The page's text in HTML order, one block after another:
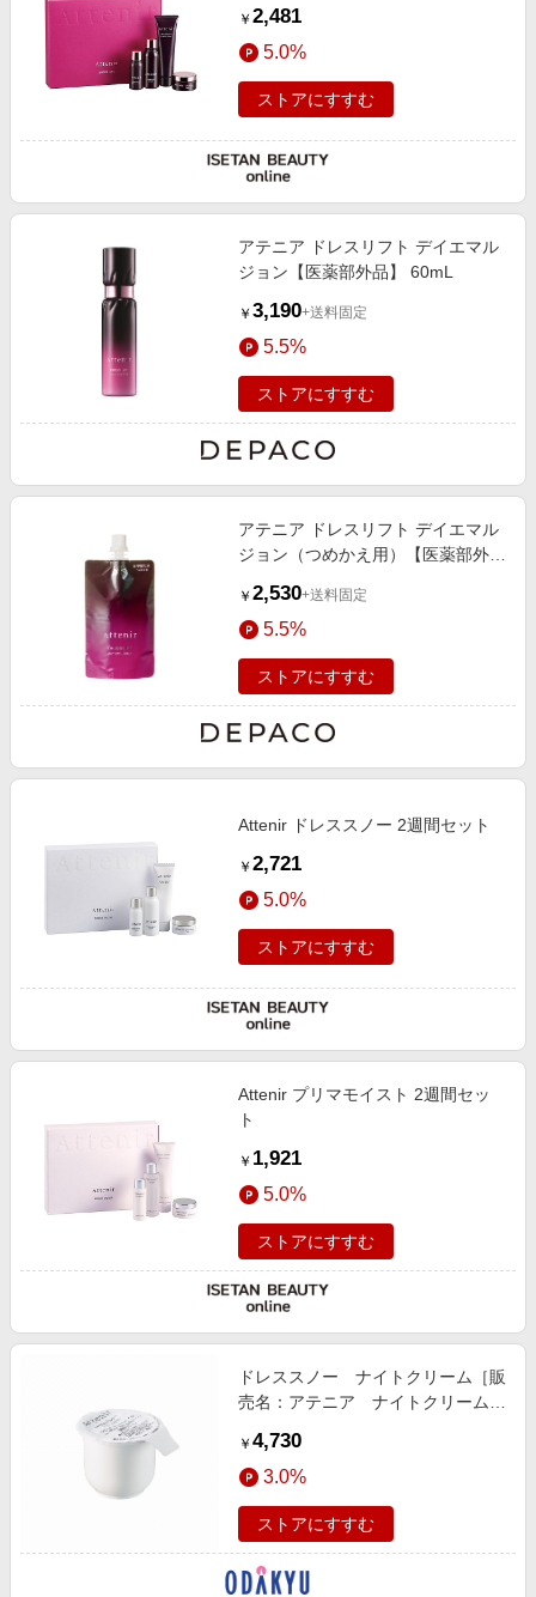
￥ 2,481
5.0%
ストアにすすむ
アテニア ドレスリフト デイエマル
ジョン【医薬部外品】 60mL
￥ 3,190+送料固定
5.5%
ストアにすすむ
アテニア ドレスリフト デイエマル
ジョン（つめかえ用）【医薬部外
￥ 2,530+送料固定
5.5%
ストアにすすむ
Attenir ドレススノー 2週間セット
￥ 2,721
5.0%
ストアにすすむ
Attenir プリマモイスト 2週間セッ
ト
￥ 1,921
5.0%
ストアにすすむ
ドレススノー ナイトクリーム［販
売名：アテニア ナイトクリーム
￥ 4,730
3.0%
ストアにすすむ